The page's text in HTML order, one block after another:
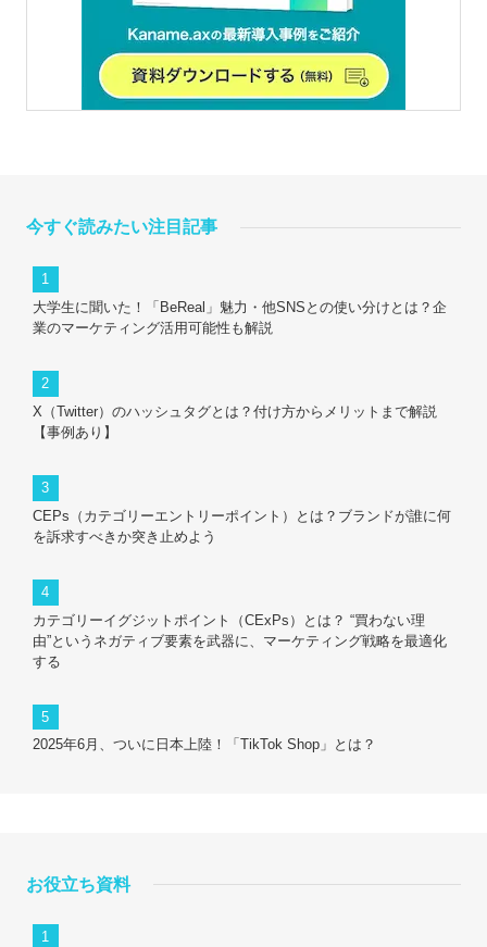
今すぐ読みたい注目記事
大学生に聞いた！「BeReal」魅力・他SNSとの使い分けとは？企
業のマーケティング活用可能性も解説
X（Twitter）のハッシュタグとは？付け方からメリットまで解説
【事例あり】
CEPs（カテゴリーエントリーポイント）とは？ブランドが誰に何
を訴求すべきか突き止めよう
カテゴリーイグジットポイント（CExPs）とは？ “買わない理
由”というネガティブ要素を武器に、マーケティング戦略を最適化
する
2025年6月、ついに日本上陸！「TikTok Shop」とは？
お役立ち資料